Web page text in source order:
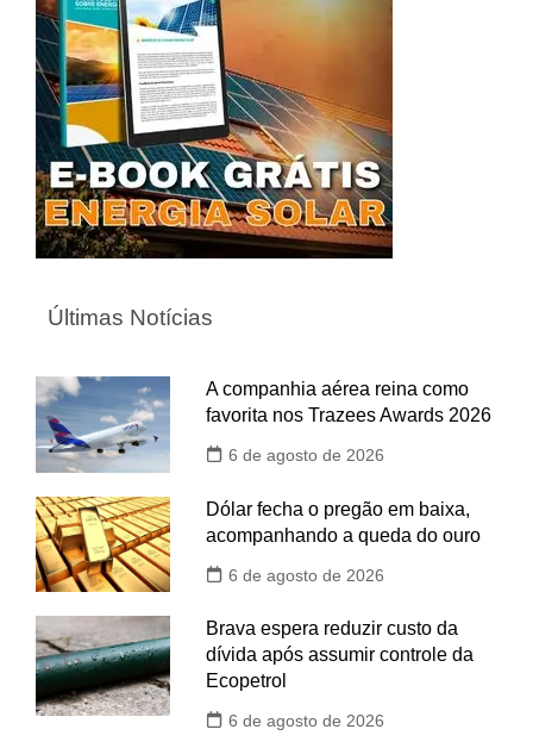
Últimas Notícias
A companhia aérea reina como
favorita nos Trazees Awards 2026
6 de agosto de 2026
Dólar fecha o pregão em baixa,
acompanhando a queda do ouro
6 de agosto de 2026
Brava espera reduzir custo da
dívida após assumir controle da
Ecopetrol
6 de agosto de 2026